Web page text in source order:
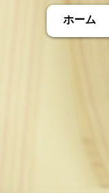
ホーム